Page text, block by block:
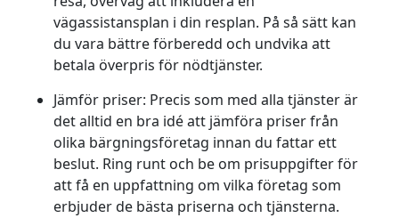
vägassistansplan i din resplan. På så sätt kan
du vara bättre förberedd och undvika att
betala överpris för nödtjänster.
Jämför priser: Precis som med alla tjänster är
det alltid en bra idé att jämföra priser från
olika bärgningsföretag innan du fattar ett
beslut. Ring runt och be om prisuppgifter för
att få en uppfattning om vilka företag som
erbjuder de bästa priserna och tjänsterna.